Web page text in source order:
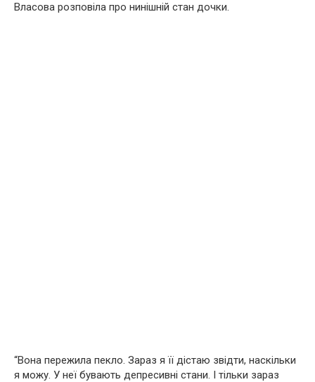
Власова розповіла про нинішній стан дочки.
“Вона пережила пeклo. Зараз я її дістаю звідти, наскільки
я можу. У неї бувають дeпрeсивні стани. І тільки зараз